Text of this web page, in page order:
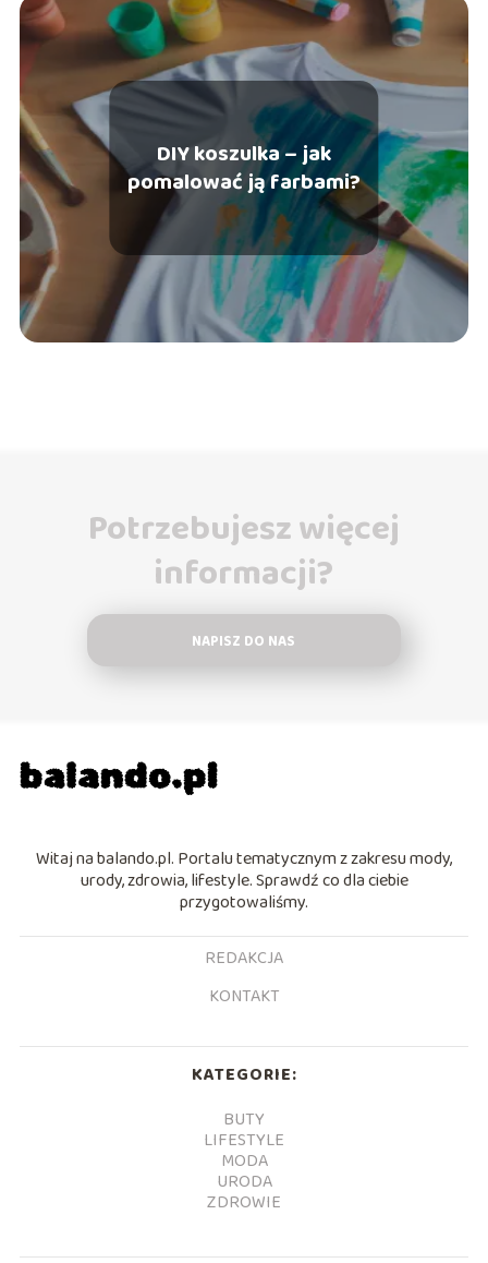
DIY koszulka – jak
pomalować ją farbami?
Potrzebujesz więcej
informacji?
NAPISZ DO NAS
Witaj na balando.pl. Portalu tematycznym z zakresu mody,
urody, zdrowia, lifestyle. Sprawdź co dla ciebie
przygotowaliśmy.
REDAKCJA
KONTAKT
KATEGORIE:
BUTY
LIFESTYLE
MODA
URODA
ZDROWIE